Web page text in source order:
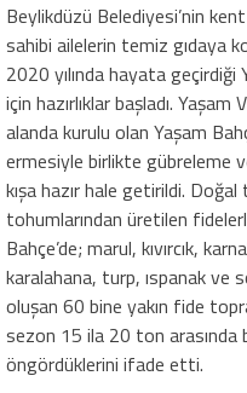
Beylikdüzü Belediyesi’nin
sahibi ailelerin temiz gıdaya
2020 yılında hayata geçirdiği
için hazırlıklar başladı.
alanda kurulu olan Yaşam
ermesiyle birlikte gübreleme
kışa hazır hale getirildi.
tohumlarından üretilen
Bahçe’de; marul, kıvırcık,
karalahana, turp, ıspanak ve
oluşan 60 bine yakın fide
sezon 15 ila 20 ton arasında
öngördüklerini ifade etti.